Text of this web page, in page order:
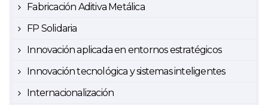
Fabricación Aditiva Metálica
FP Solidaria
Innovación aplicada en entornos estratégicos
Innovación tecnológica y sistemas inteligentes
Internacionalización